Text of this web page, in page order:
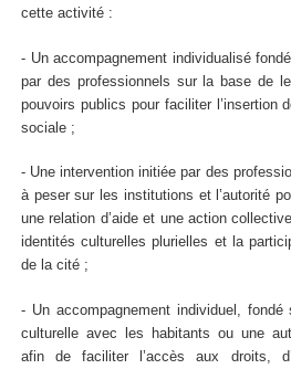
cette activité :
- Un accompagnement individualisé
par des professionnels sur la base de
pouvoirs publics pour faciliter l’insertion
sociale ;
- Une intervention initiée par des
à peser sur les institutions et l’autorité
une relation d’aide et une action
identités culturelles plurielles et la
de la cité ;
- Un accompagnement individuel,
culturelle avec les habitants ou une
afin de faciliter l’accès aux droits,